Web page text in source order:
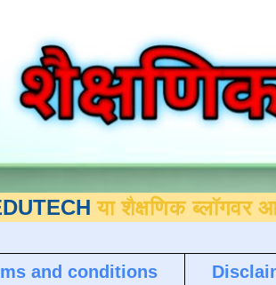
या शैक्षणिक ब्लॉगवर आपले
and conditions